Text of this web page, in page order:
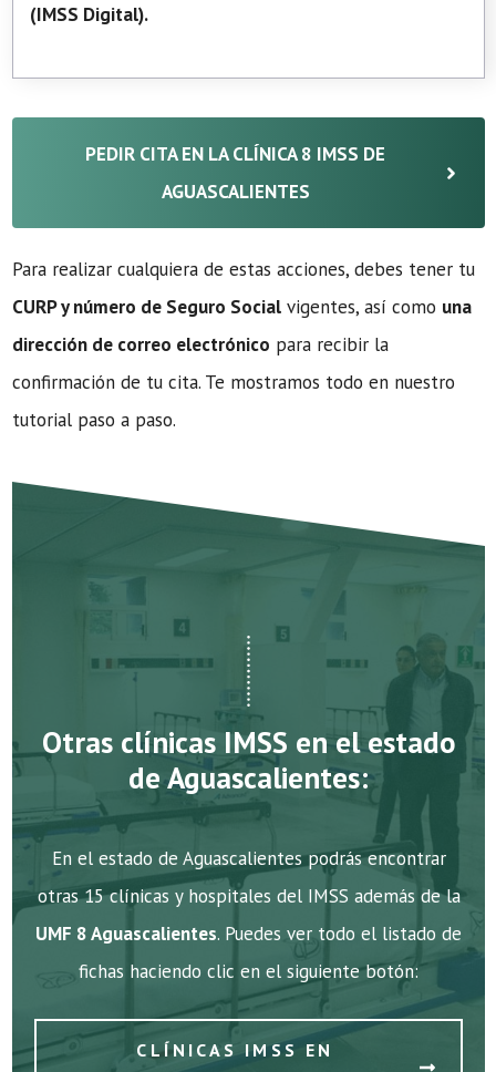
(IMSS Digital).
PEDIR CITA EN LA CLÍNICA 8 IMSS DE
AGUASCALIENTES
Para realizar cualquiera de estas acciones, debes tener tu
CURP y número de Seguro Social vigentes, así como una
dirección de correo electrónico para recibir la
confirmación de tu cita. Te mostramos todo en nuestro
tutorial paso a paso.
Otras clínicas IMSS en el estado
de Aguascalientes:
En el estado de Aguascalientes podrás encontrar
otras 15 clínicas y hospitales del IMSS además de la
UMF 8 Aguascalientes. Puedes ver todo el listado de
fichas haciendo clic en el siguiente botón:
CLÍNICAS IMSS EN